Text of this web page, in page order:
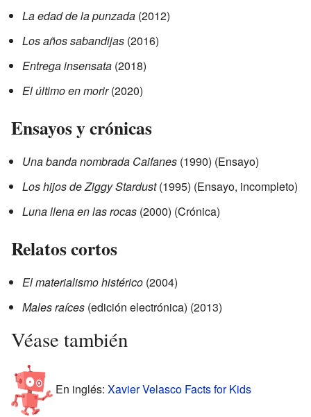
La edad de la punzada (2012)
Los años sabandijas (2016)
Entrega insensata (2018)
El último en morir(2020)
Ensayos y crónicas
Una banda nombrada Caifanes (1990) (Ensayo)
Los hijos de Ziggy Stardust(1995) (Ensayo, incompleto)
Luna llena en las rocas (2000) (Crónica)
Relatos cortos
El materialismo histérico (2004)
Males raíces (edición electrónica) (2013)
Véase también
En inglés: Xavier Velasco Facts for Kids